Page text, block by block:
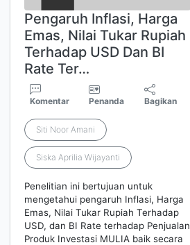
Pengaruh Inflasi, Harga
Emas, Nilai Tukar Rupiah
Terhadap USD Dan BI
Rate Ter…
Komentar Penanda Bagikan
Siti Noor Amani
Siska Aprilia Wijayanti
Penelitian ini bertujuan untuk
mengetahui pengaruh Inflasi, Harga
Emas, Nilai Tukar Rupiah Terhadap
USD, dan BI Rate terhadap Penjualan
Produk Investasi MULIA baik secara